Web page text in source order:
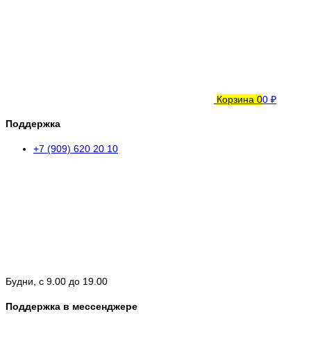
Корзина 00 ₽
Поддержка
+7 (909) 620 20 10
Будни, с 9.00 до 19.00
Поддержка в мессенджере